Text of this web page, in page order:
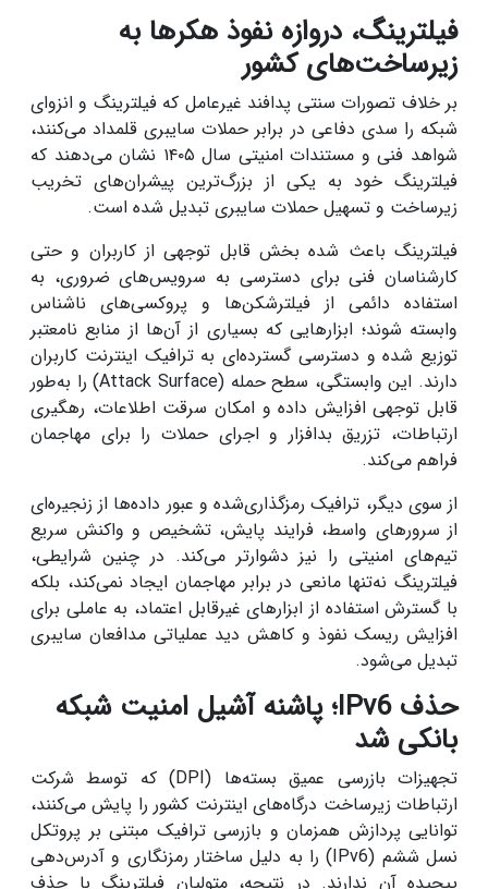
فیلترینگ، دروازه نفوذ هکرها به
زیرساخت‌های کشور
بر خلاف تصورات سنتی پدافند غیرعامل که فیلترینگ و انزوای
شبکه را سدی دفاعی در برابر حملات سایبری قلمداد می‌کنند،
شواهد فنی و مستندات امنیتی سال ۱۴۰۵ نشان می‌دهند که
فیلترینگ خود به یکی از بزرگ‌ترین پیشران‌های تخریب
زیرساخت و تسهیل حملات سایبری تبدیل شده است.
فیلترینگ باعث شده بخش قابل توجهی از کاربران و حتی
کارشناسان فنی برای دسترسی به سرویس‌های ضروری، به
استفاده دائمی از فیلترشکن‌ها و پروکسی‌های ناشناس
وابسته شوند؛ ابزارهایی که بسیاری از آن‌ها از منابع نامعتبر
توزیع شده و دسترسی گسترده‌ای به ترافیک اینترنت کاربران
دارند. این وابستگی، سطح حمله (Attack Surface) را به‌طور
قابل توجهی افزایش داده و امکان سرقت اطلاعات، رهگیری
ارتباطات، تزریق بدافزار و اجرای حملات را برای مهاجمان
فراهم می‌کند.
از سوی دیگر، ترافیک رمزگذاری‌شده و عبور داده‌ها از زنجیره‌ای
از سرورهای واسط، فرایند پایش، تشخیص و واکنش سریع
تیم‌های امنیتی را نیز دشوارتر می‌کند. در چنین شرایطی،
فیلترینگ نه‌تنها مانعی در برابر مهاجمان ایجاد نمی‌کند، بلکه
با گسترش استفاده از ابزارهای غیرقابل اعتماد، به عاملی برای
افزایش ریسک نفوذ و کاهش دید عملیاتی مدافعان سایبری
تبدیل می‌شود.
حذف IPv6؛ پاشنه آشیل امنیت شبکه
بانکی شد
تجهیزات بازرسی عمیق بسته‌ها (DPI) که توسط شرکت
ارتباطات زیرساخت درگاه‌های اینترنت کشور را پایش می‌کنند،
توانایی پردازش همزمان و بازرسی ترافیک مبتنی بر پروتکل
نسل ششم (IPv6) را به دلیل ساختار رمزنگاری و آدرس‌دهی
پیچیده آن ندارند. در نتیجه، متولیان فیلترینگ با حذف